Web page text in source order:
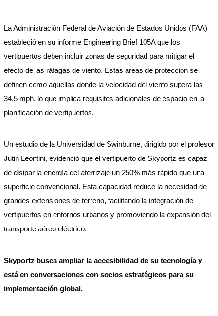
La Administración Federal de Aviación de Estados Unidos (FAA)
estableció en su informe Engineering Brief 105A que los
vertipuertos deben incluir zonas de seguridad para mitigar el
efecto de las ráfagas de viento. Estas áreas de protección se
definen como aquellas donde la velocidad del viento supera las
34.5 mph, lo que implica requisitos adicionales de espacio en la
planificación de vertipuertos.
Un estudio de la Universidad de Swinburne, dirigido por el profesor
Jutin Leontini, evidenció que el vertipuerto de Skyportz es capaz
de disipar la energía del aterrizaje un 250% más rápido que una
superficie convencional. Esta capacidad reduce la necesidad de
grandes extensiones de terreno, facilitando la integración de
vertipuertos en entornos urbanos y promoviendo la expansión del
transporte aéreo eléctrico.
Skyportz busca ampliar la accesibilidad de su tecnología y
está en conversaciones con socios estratégicos para su
implementación global.